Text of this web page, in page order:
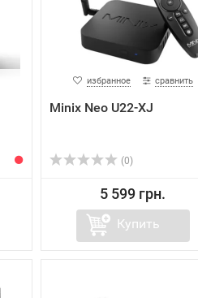
избранное сравнить
Minix Neo U22-XJ
(0)
5 599 грн.
Купить